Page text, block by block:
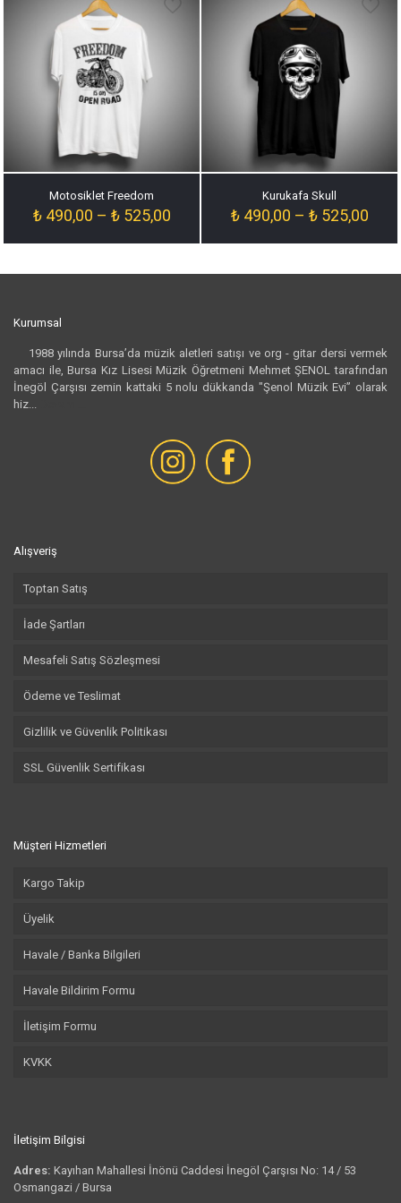
Motosiklet Freedom
₺490,00 – ₺525,00Fiyat
₺ 490,00
Kurukafa Skull
₺490,00 – ₺525,00Fiyat
₺
Kurumsal
1988 yılında Bursa’da müzik aletleri satışı ve org - gitar dersi vermek
amacı ile, Bursa Kız Lisesi Müzik Öğretmeni Mehmet ŞENOL tarafından
İnegöl Çarşısı zemin kattaki 5 nolu dükkanda "Şenol Müzik Evi” olarak
hiz...
Alışveriş
Toptan Satış
İade Şartları
Mesafeli Satış Sözleşmesi
Ödeme ve Teslimat
Gizlilik ve Güvenlik Politikası
SSL Güvenlik Sertifikası
Müşteri Hizmetleri
Kargo Takip
Üyelik
Havale / Banka Bilgileri
Havale Bildirim Formu
İletişim Formu
KVKK
İletişim Bilgisi
Adres: Kayıhan Mahallesi İnönü Caddesi İnegöl Çarşısı No: 14 / 53
Osmangazi / Bursa